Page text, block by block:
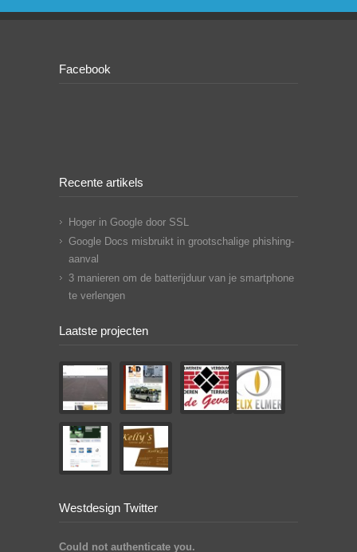
Facebook
Recente artikels
Hoger in Google door SSL
Google Docs misbruikt in grootschalige phishing-
aanval
3 manieren om de batterijduur van je smartphone
te verlengen
Laatste projecten
Westdesign Twitter
Could not authenticate you.